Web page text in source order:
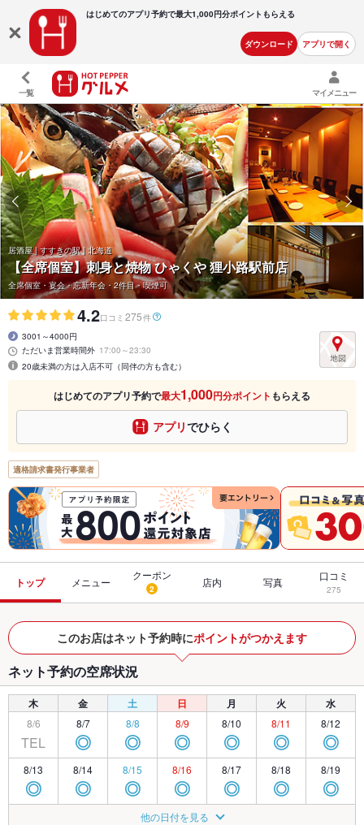
はじめてのアプリ予約で最大1,000円分ポイントもらえる
ダウンロード アプリで開く
一覧 マイメニュー
居酒屋 | すすきの駅 | 北海道
【全席個室】刺身と焼物 ひゃくや 狸小路駅前店
全席個室・宴会・忘新年会・2件目・喫煙可
4.2口コミ 275件
3001～4000円
ただいま営業時間外 17:00～23:30
20歳未満の方は入店不可（同伴の方も含む）
はじめてのアプリ予約で最大1,000円分ポイント もらえる
アプリでひらく
適格請求書発行事業者
トップ メニュー
クーポン
2 店内 写真 口コミ
275
このお店はネット予約時にポイントがつかえます
ネット予約の空席状況
木 金 土 日 月 火 水
8/6
TEL
8/7
◎
8/8
◎
8/9
◎
8/10
◎
8/11
◎
8/12
◎
8/13
◎
8/14
◎
8/15
◎
8/16
◎
8/17
◎
8/18
◎
8/19
◎
8/22 8/23 8/24
他の日付を見る